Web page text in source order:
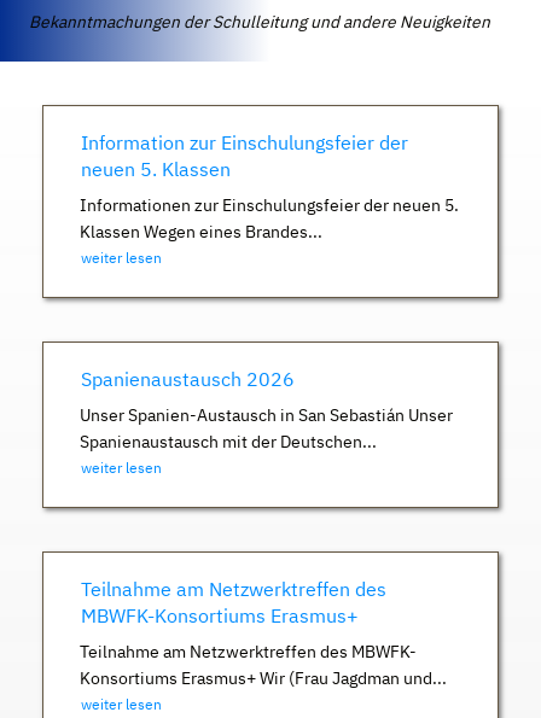
Bekanntmachungen der Schulleitung und andere Neuigkeiten
Information zur Einschulungsfeier der
neuen 5. Klassen
Informationen zur Einschulungsfeier der neuen 5.
Klassen Wegen eines Brandes...
weiter lesen
Spanienaustausch 2026
Unser Spanien-Austausch in San Sebastián Unser
Spanienaustausch mit der Deutschen...
weiter lesen
Teilnahme am Netzwerktreffen des
MBWFK-Konsortiums Erasmus+
Teilnahme am Netzwerktreffen des MBWFK-
Konsortiums Erasmus+ Wir (Frau Jagdman und...
weiter lesen